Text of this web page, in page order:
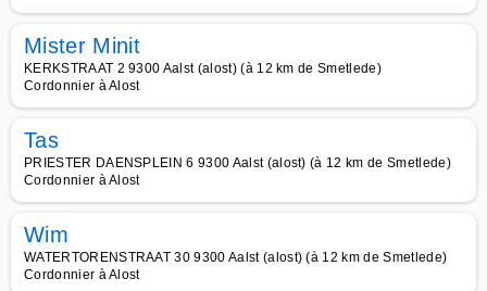
Mister Minit
KERKSTRAAT 2 9300 Aalst (alost) (à 12 km de Smetlede)
Cordonnier à Alost
Tas
PRIESTER DAENSPLEIN 6 9300 Aalst (alost) (à 12 km de Smetlede)
Cordonnier à Alost
Wim
WATERTORENSTRAAT 30 9300 Aalst (alost) (à 12 km de Smetlede)
Cordonnier à Alost